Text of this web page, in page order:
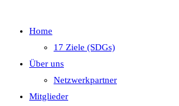
Home
17 Ziele (SDGs)
Über uns
Netzwerkpartner
Mitglieder